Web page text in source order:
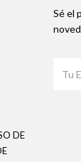
DE
Sé el